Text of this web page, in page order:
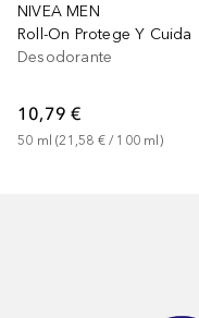
NIVEA MEN
Roll-On Protege Y Cuida
Desodorante
10,79 €
50 ml (21,58 € / 100 ml)